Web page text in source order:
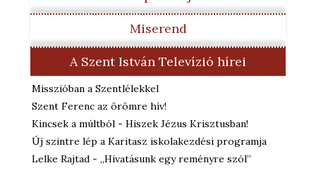
Miserend
A Szent István Televízió hírei
Misszióban a Szentlélekkel
Szent Ferenc az örömre hív!
Kincsek a múltból - Hiszek Jézus Krisztusban!
Új szintre lép a Karitasz iskolakezdési programja
Lelke Rajtad - „Hivatásunk egy reményre szól”